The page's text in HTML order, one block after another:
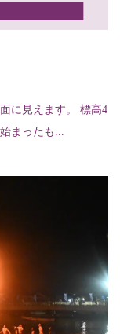
に見えます。 標高4
まったも...